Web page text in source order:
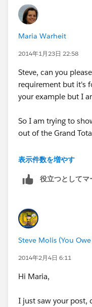
Maria Warheit
2014年1月23日 22:58
Steve, can you
requirement but it's
your example but I
So I am trying to
out of the Grand
example for Middle
表示件数を増やす
役立つとしてマ
Steve Molis (You
2014年2月4日 6:11
Hi Maria,
I just saw your post,